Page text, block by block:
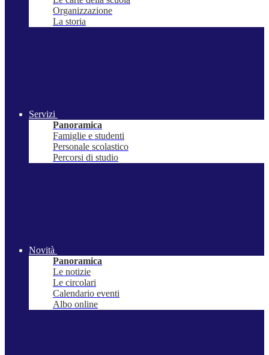
Organizzazione
La storia
Servizi
Panoramica
Famiglie e studenti
Personale scolastico
Percorsi di studio
Novità
Panoramica
Le notizie
Le circolari
Calendario eventi
Albo online